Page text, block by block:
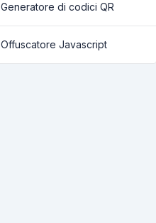
Generatore di codici QR
Offuscatore Javascript